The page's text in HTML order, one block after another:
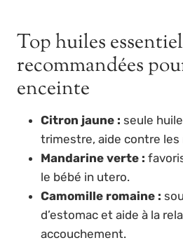
Top huiles
recommandées
enceinte
Citron jaune : seule
trimestre, aide contre les
Mandarine verte :
le bébé in utero.
Camomille romaine :
d’estomac et aide à la
accouchement.